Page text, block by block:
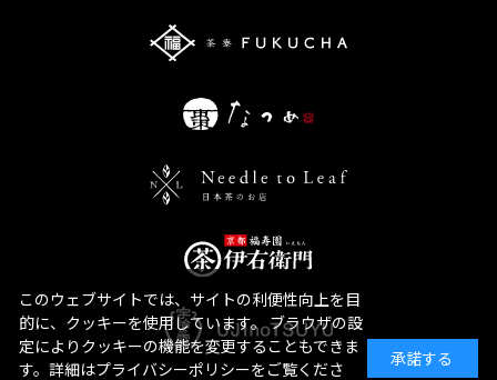
このウェブサイトでは、サイトの利便性向上を目
的に、クッキーを使用しています。 ブラウザの設
定によりクッキーの機能を変更することもできま
す。詳細はプライバシーポリシーをご覧くださ
承諾する